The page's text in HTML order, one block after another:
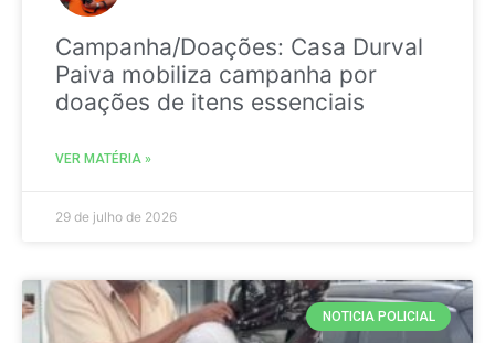
Campanha/Doações: Casa Durval
Paiva mobiliza campanha por
doações de itens essenciais
VER MATÉRIA »
29 de julho de 2026
NOTICIA POLICIAL